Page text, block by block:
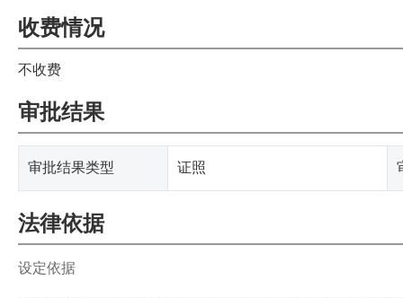
收费情况
不收费
审批结果
审批结果类型 证照
法律依据
设定依据